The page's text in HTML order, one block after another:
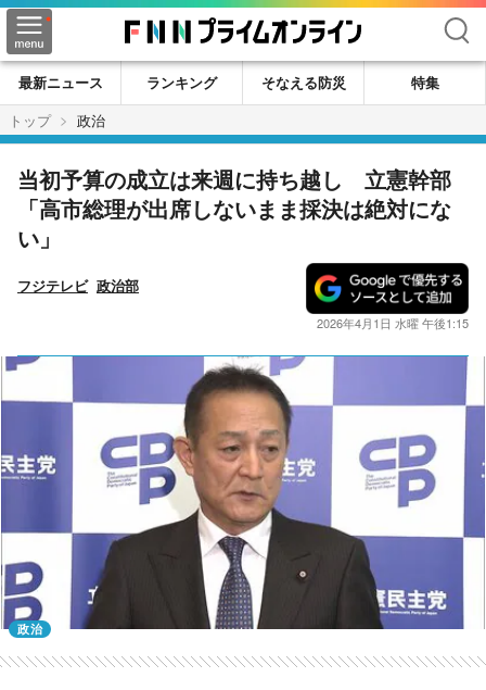
検索
最新ニュース ランキング そなえる防災
特集
トップ
政治
当初予算の成立は来週に持ち越し 立憲幹部
「高市総理が出席しないまま採決は絶対にな
い」
フジテレビ 政治部
2026年4月1日 水曜 午後1:15
政治